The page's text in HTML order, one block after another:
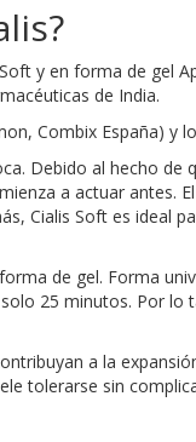
y en forma de gel
de India.
Combix España) y
Debido al hecho
a actuar
Cialis Soft es ideal
de gel. Forma
25 minutos. Por lo
a la
tolerarse sin